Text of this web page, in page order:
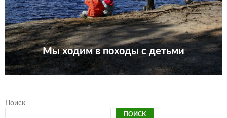
Мы ходим в походы с детьми
Поиск
ПОИСК